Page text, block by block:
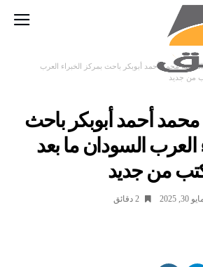
محمد أحمد أبوبكر باحث بمركز الخبراء العرب
أحمد أبوبكر باحث
العرب السودان ما بعد
30, 2025 2 ‫دقائق‬